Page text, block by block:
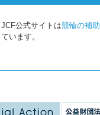
JCF公式サイトは競輪の補助
ています。